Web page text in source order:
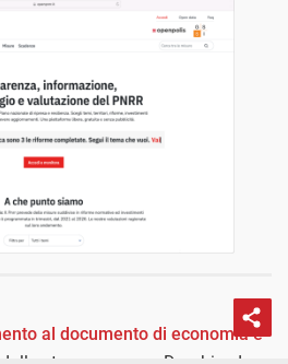
al documento di economia e